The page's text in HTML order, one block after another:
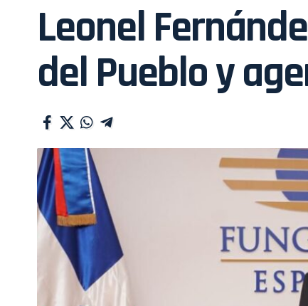
Leonel
del Pueblo y